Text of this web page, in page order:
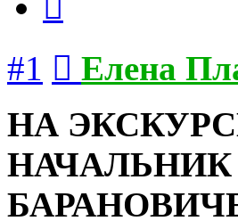
#1
Елена
НА